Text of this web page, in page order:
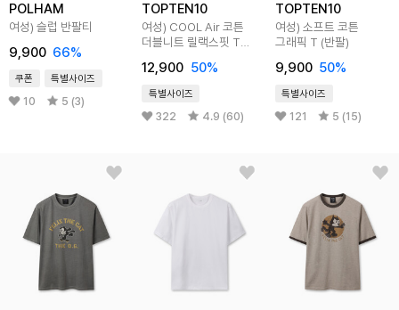
POLHAM
여성) 슬럽 반팔티
9,900 66%
쿠폰 특별사이즈
10 5 (3)
TOPTEN10
여성) COOL Air 코튼
더블니트 릴랙스핏 T
12,900 50%
특별사이즈
322 4.9 (60)
TOPTEN10
여성) 소프트 코튼
그래픽 T (반팔)
9,900 50%
특별사이즈
121 5 (15)